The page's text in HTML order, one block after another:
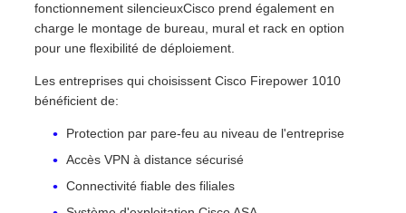
fonctionnement silencieuxCisco prend également en
charge le montage de bureau, mural et rack en option
pour une flexibilité de déploiement.
Les entreprises qui choisissent Cisco Firepower 1010
bénéficient de:
Protection par pare-feu au niveau de l'entreprise
Accès VPN à distance sécurisé
Connectivité fiable des filiales